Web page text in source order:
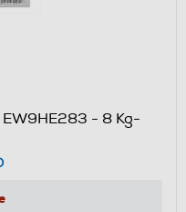
EW9HE283 - 8 Kg-